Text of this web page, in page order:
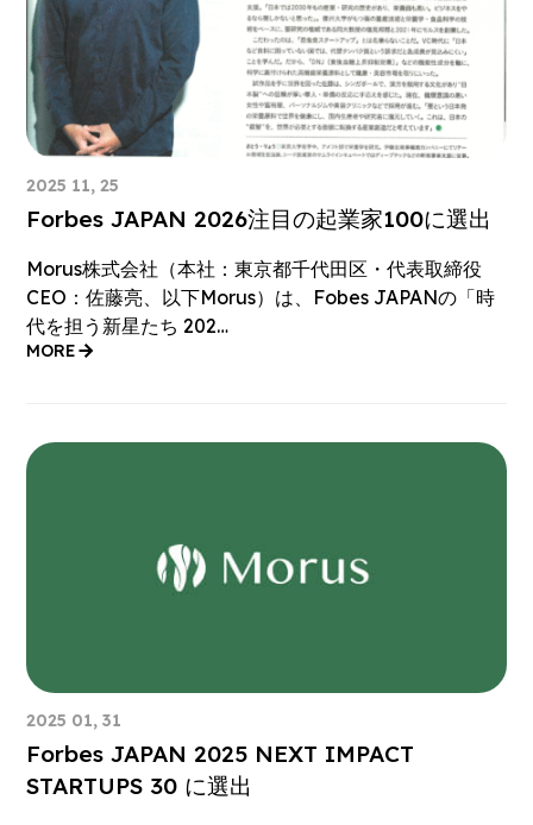
2025 11, 25
Forbes JAPAN 2026注目の起業家100に選出
Morus株式会社（本社：東京都千代田区・代表取締役
CEO：佐藤亮、以下Morus）は、Fobes JAPANの「時
代を担う新星たち 202…
MORE
2025 01, 31
Forbes JAPAN 2025 NEXT IMPACT
STARTUPS 30 に選出